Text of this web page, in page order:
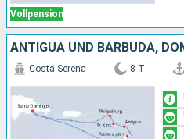
Vollpension
Costa Serena 8 T